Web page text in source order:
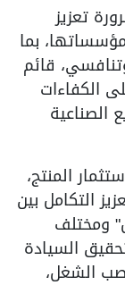
تعزيز
بما
قائم
الكفاءات
الصناعية
المنتج،
التكامل بين
ومختلف
السيادة
الشغل،